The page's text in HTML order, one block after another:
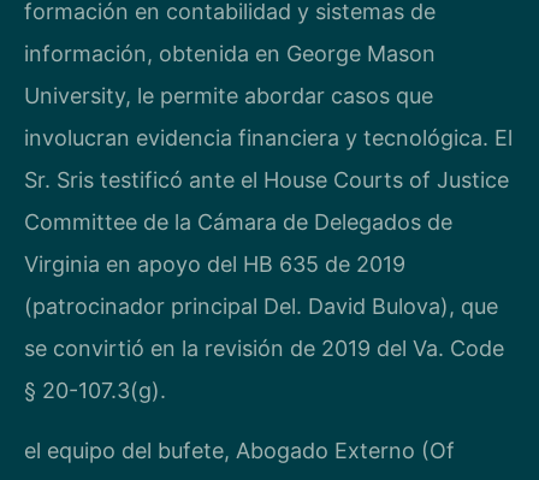
formación en contabilidad y sistemas de
información, obtenida en George Mason
University, le permite abordar casos que
involucran evidencia financiera y tecnológica. El
Sr. Sris testificó ante el House Courts of Justice
Committee de la Cámara de Delegados de
Virginia en apoyo del HB 635 de 2019
(patrocinador principal Del. David Bulova), que
se convirtió en la revisión de 2019 del Va. Code
§ 20-107.3(g).
el equipo del bufete, Abogado Externo (Of